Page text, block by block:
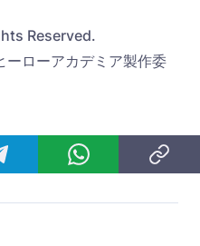
Reserved.
ローアカデミア製作委